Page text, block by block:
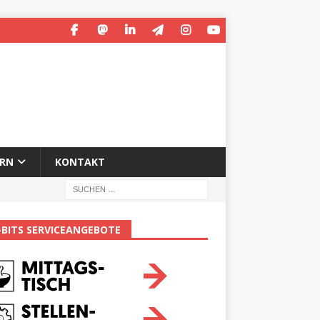
KONTAKT
SERVICEANGEBOTE